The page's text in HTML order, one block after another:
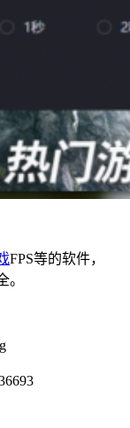
FPS等的软件，
。